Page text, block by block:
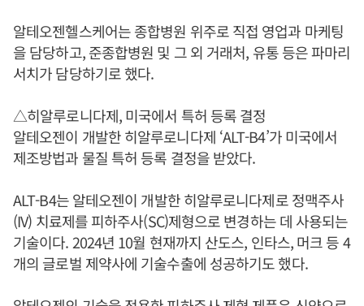
알테오젠헬스케어는 종합병원 위주로 직접 영업과 마케팅
을 담당하고, 준종합병원 및 그 외 거래처, 유통 등은 파마리
서치가 담당하기로 했다.
△히알루로니다제, 미국에서 특허 등록 결정
알테오젠이 개발한 히알루로니다제 ‘ALT-B4’가 미국에서
제조방법과 물질 특허 등록 결정을 받았다.
ALT-B4는 알테오젠이 개발한 히알루로니다제로 정맥주사
(IV) 치료제를 피하주사(SC)제형으로 변경하는 데 사용되는
기술이다. 2024년 10월 현재까지 산도스, 인타스, 머크 등 4
개의 글로벌 제약사에 기술수출에 성공하기도 했다.